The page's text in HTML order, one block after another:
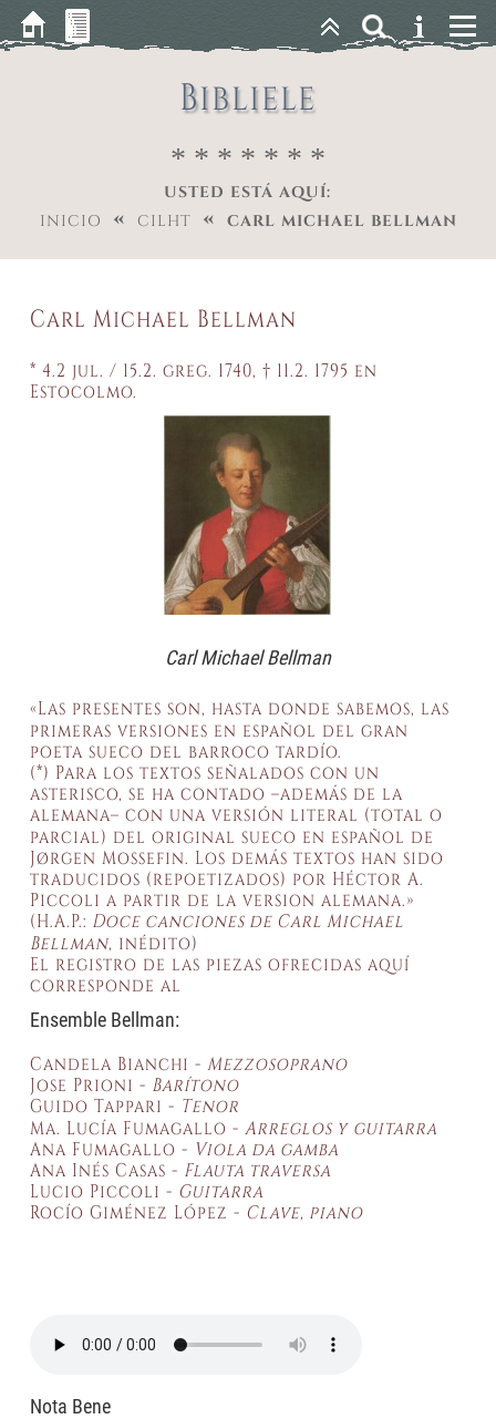
Bibliele
* * * * * * *
USTED ESTÁ AQUÍ:
INICIO
« CILHT « CARL MICHAEL BELLMAN
Carl Michael Bellman
* 4.2 jul. / 15.2. greg. 1740, † 11.2. 1795 en
Estocolmo.
Carl Michael Bellman
«Las presentes son, hasta donde sabemos, las
primeras versiones en español del gran
poeta sueco del barroco tardío.
(*) Para los textos señalados con un
asterisco, se ha contado –además de la
alemana– con una versión literal (total o
parcial) del original sueco en español de
Jørgen Mossefin. Los demás textos han sido
traducidos (repoetizados) por Héctor A.
Piccoli a partir de la version alemana.»
(H.A.P.: Doce canciones de Carl Michael
Bellman, inédito)
El registro de las piezas ofrecidas aquí
corresponde al
Ensemble Bellman:
Candela Bianchi - Mezzosoprano
Jose Prioni - Barítono
Guido Tappari - Tenor
Ma. Lucía Fumagallo - Arreglos y guitarra
Ana Fumagallo - Viola da gamba
Ana Inés Casas - Flauta traversa
Lucio Piccoli - Guitarra
Rocío Giménez López - Clave, piano
Nota Bene